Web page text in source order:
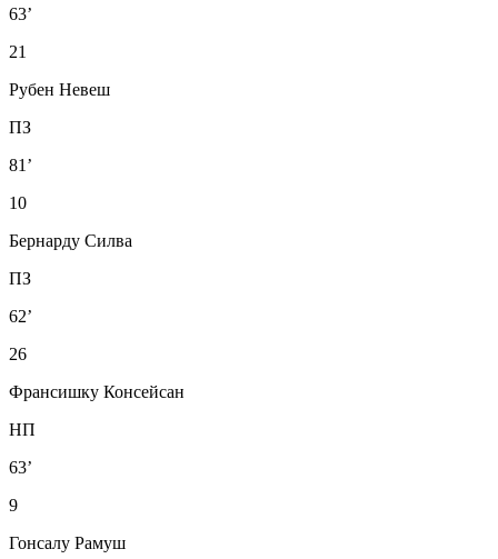
63’
21
Рубен Невеш
ПЗ
81’
10
Бернарду Силва
ПЗ
62’
26
Франсишку Консейсан
НП
63’
9
Гонсалу Рамуш